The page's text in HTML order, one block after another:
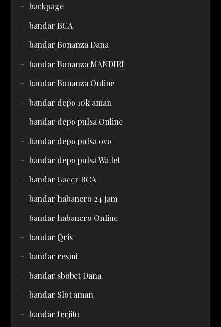
backpage
bandar BCA
bandar Bonanza Dana
bandar Bonanza MANDIRI
bandar Bonanza Online
bandar depo 10k aman
bandar depo pulsa Online
bandar depo pulsa ovo
bandar depo pulsa Wallet
bandar Gacor BCA
bandar habanero 24 Jam
bandar habanero Online
bandar Qris
bandar resmi
bandar sbobet Dana
bandar Slot aman
bandar terjitu